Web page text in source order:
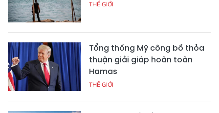
THẾ GIỚI
Tổng thống Mỹ công bố thỏa
thuận giải giáp hoàn toàn
Hamas
THẾ GIỚI